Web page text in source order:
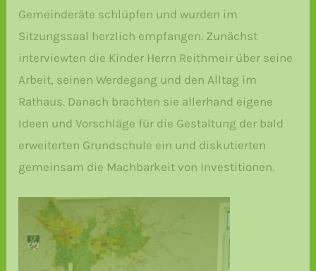
Gemeinderäte schlüpfen und wurden im
Sitzungssaal herzlich empfangen. Zunächst
interviewten die Kinder Herrn Reithmeir über seine
Arbeit, seinen Werdegang und den Alltag im
Rathaus. Danach brachten sie allerhand eigene
Ideen und Vorschläge für die Gestaltung der bald
erweiterten Grundschule ein und diskutierten
gemeinsam die Machbarkeit von Investitionen.